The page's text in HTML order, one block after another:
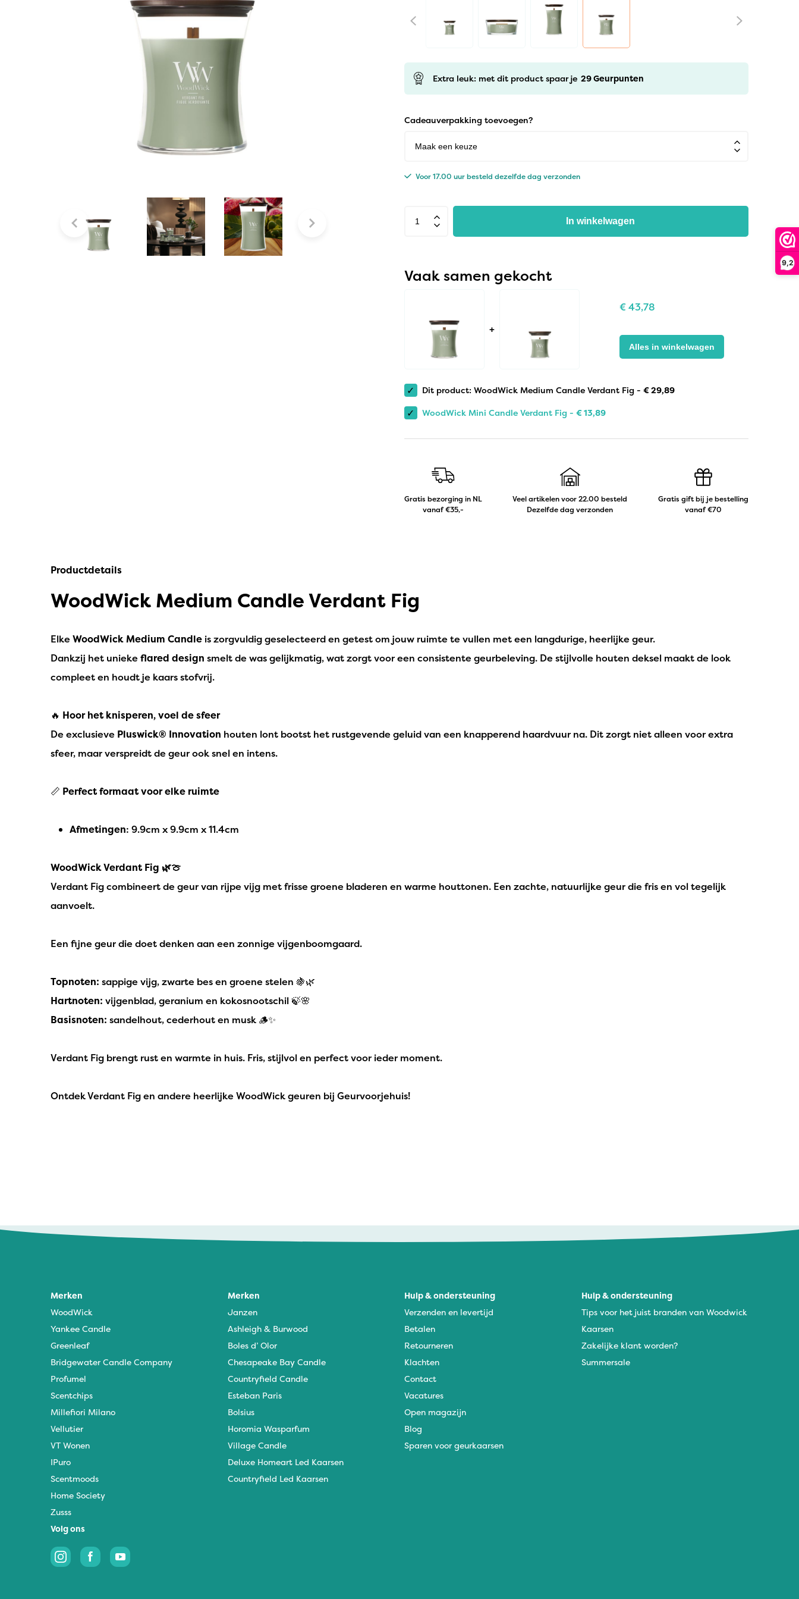
9,2
Millefiori Milano
Countryfield Candle
Vellutier
Max Benjamin
Extra leuk: met dit product spaar je 29Geurpunten
Cadeauverpakking toevoegen?
Voor 17.00 uur besteld dezelfde dag verzonden
In winkelwagen
Vaak samen gekocht
+
€43,78
Alles in winkelwagen
✓ Dit product: WoodWick Medium Candle Verdant Fig - €29,89
✓ WoodWick Mini Candle Verdant Fig - €13,89
Gratis bezorging in NL
vanaf €35,-
Veel artikelen voor 22.00 besteld
Dezelfde dag verzonden
Gratis gift bij je bestelling
vanaf €70
Productdetails
WoodWick Medium Candle Verdant Fig
Elke WoodWick Medium Candle is zorgvuldig geselecteerd en getest om jouw ruimte te vullen met een langdurige, heerlijke geur.
Dankzij het unieke flared design smelt de was gelijkmatig, wat zorgt voor een consistente geurbeleving. De stijlvolle houten deksel maakt de look
compleet en houdt je kaars stofvrij.
🔥 Hoor het knisperen, voel de sfeer
De exclusieve Pluswick® Innovation houten lont bootst het rustgevende geluid van een knapperend haardvuur na. Dit zorgt niet alleen voor extra
sfeer, maar verspreidt de geur ook snel en intens.
📏 Perfect formaat voor elke ruimte
Afmetingen: 9.9cm x 9.9cm x 11.4cm
WoodWick Verdant Fig 🌿🍈
Verdant Fig combineert de geur van rijpe vijg met frisse groene bladeren en warme houttonen. Een zachte, natuurlijke geur die fris en vol tegelijk
aanvoelt.
Een fijne geur die doet denken aan een zonnige vijgenboomgaard.
Topnoten: sappige vijg, zwarte bes en groene stelen 🍇🌿
Hartnoten: vijgenblad, geranium en kokosnootschil 🍃🌸
Basisnoten: sandelhout, cederhout en musk 🪵✨
Verdant Fig brengt rust en warmte in huis. Fris, stijlvol en perfect voor ieder moment.
Ontdek Verdant Fig en andere heerlijke WoodWick geuren bij Geurvoorjehuis!
Merken
WoodWick
Yankee Candle
Greenleaf
Bridgewater Candle Company
Profumel
Scentchips
Millefiori Milano
Vellutier
VT Wonen
IPuro
Scentmoods
Home Society
Zusss
Merken
Janzen
Ashleigh & Burwood
Boles d’ Olor
Chesapeake Bay Candle
Countryfield Candle
Esteban Paris
Bolsius
Horomia Wasparfum
Village Candle
Deluxe Homeart Led Kaarsen
Countryfield Led Kaarsen
Hulp & ondersteuning
Verzenden en levertijd
Betalen
Retourneren
Klachten
Contact
Vacatures
Open magazijn
Blog
Sparen voor geurkaarsen
Hulp & ondersteuning
Tips voor het juist branden van Woodwick
Kaarsen
Zakelijke klant worden?
Summersale
Volg ons